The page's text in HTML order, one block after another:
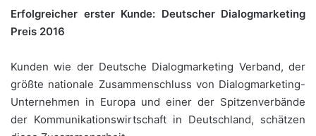
Erfolgreicher erster Kunde: Deutscher Dialogmarketing
Preis 2016
Kunden wie der Deutsche Dialogmarketing Verband, der
größte nationale Zusammenschluss von Dialogmarketing-
Unternehmen in Europa und einer der Spitzenverbände
der Kommunikationswirtschaft in Deutschland, schätzen